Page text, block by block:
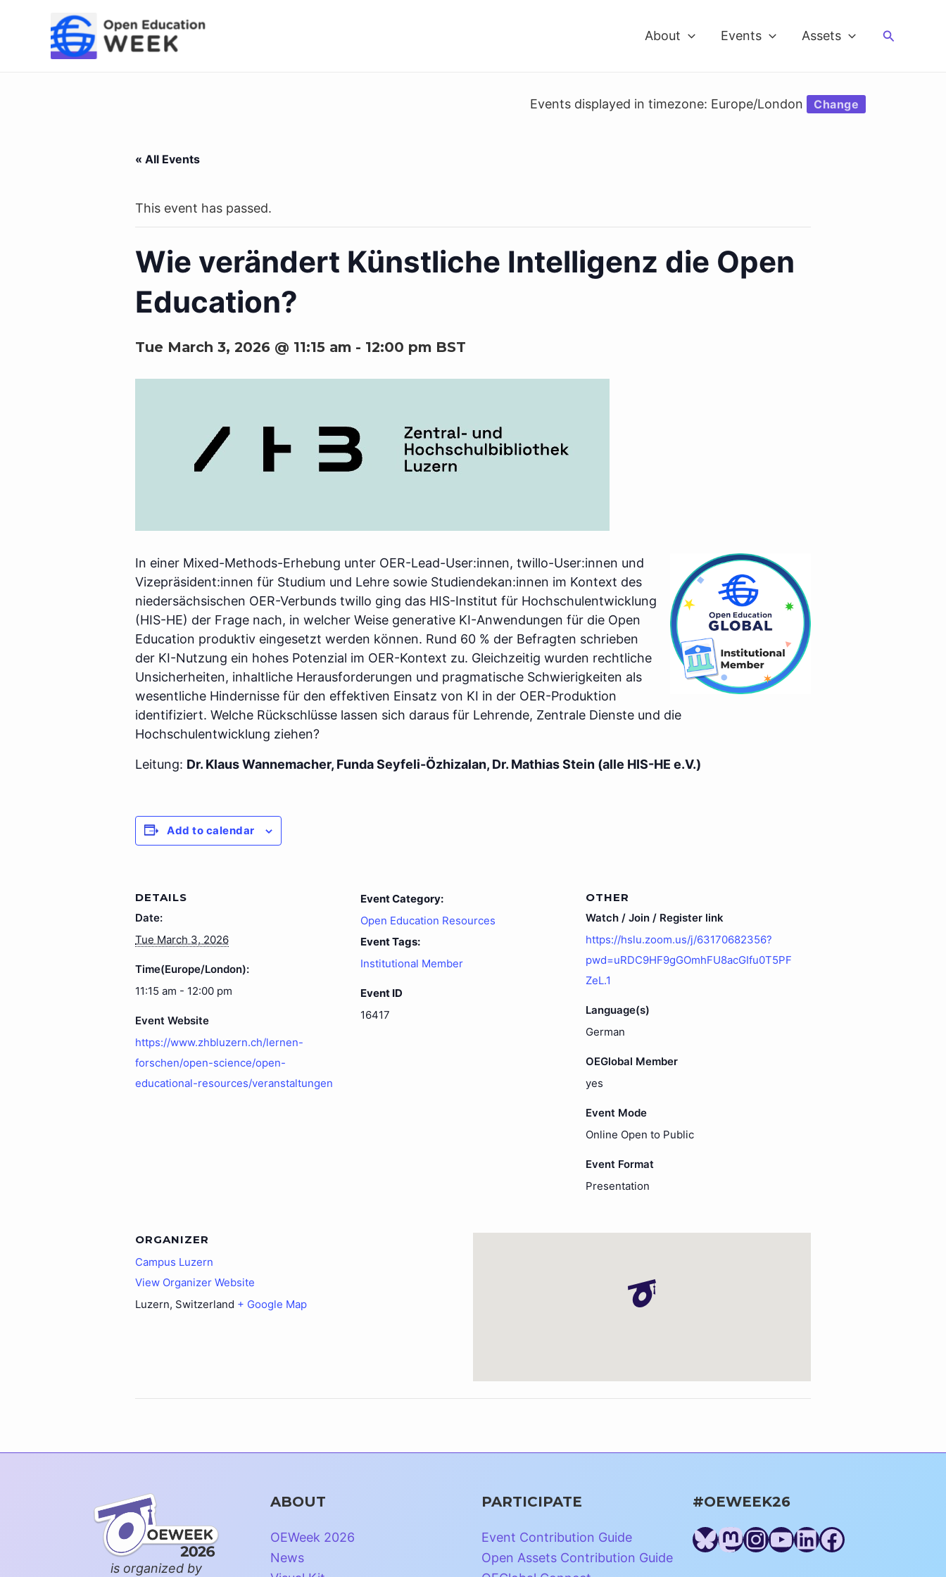
About Events Assets Search
Events displayed in timezone: Europe/London Change
« All Events
This event has passed.
Wie verändert Künstliche Intelligenz die Open
Education?
Tue March 3, 2026 @ 11:15 am - 12:00 pm BST
In einer Mixed-Methods-Erhebung unter OER-Lead-User:innen, twillo-User:innen und
Vizepräsident:innen für Studium und Lehre sowie Studiendekan:innen im Kontext des
niedersächsischen OER-Verbunds twillo ging das HIS-Institut für Hochschulentwicklung
(HIS-HE) der Frage nach, in welcher Weise generative KI-Anwendungen für die Open
Education produktiv eingesetzt werden können. Rund 60 % der Befragten schrieben
der KI-Nutzung ein hohes Potenzial im OER-Kontext zu. Gleichzeitig wurden rechtliche
Unsicherheiten, inhaltliche Herausforderungen und pragmatische Schwierigkeiten als
wesentliche Hindernisse für den effektiven Einsatz von KI in der OER-Produktion
identifiziert. Welche Rückschlüsse lassen sich daraus für Lehrende, Zentrale Dienste und die
Hochschulentwicklung ziehen?
Leitung: Dr. Klaus Wannemacher, Funda Seyfeli-Özhizalan, Dr. Mathias Stein (alle HIS-HE e.V.)
Add to calendar
DETAILS
Date:
Tue March 3, 2026
Time(Europe/London):
11:15 am - 12:00 pm
Event Website
https://www.zhbluzern.ch/lernen-
forschen/open-science/open-
educational-resources/veranstaltungen
Event Category:
Open Education Resources
Event Tags:
Institutional Member
Event ID
16417
OTHER
Watch / Join / Register link
https://hslu.zoom.us/j/63170682356?
pwd=uRDC9HF9gGOmhFU8acGIfu0T5PF
ZeL.1
Language(s)
German
OEGlobal Member
yes
Event Mode
Online Open to Public
Event Format
Presentation
ORGANIZER
Campus Luzern
View Organizer Website
Luzern, Switzerland + Google Map
is organized by
ABOUT
OEWeek 2026
News
PARTICIPATE
Event Contribution Guide
Open Assets Contribution Guide
#OEWEEK26
Bluesky
Mastodon
Instagram
YouTube
LinkedIn
Facebook